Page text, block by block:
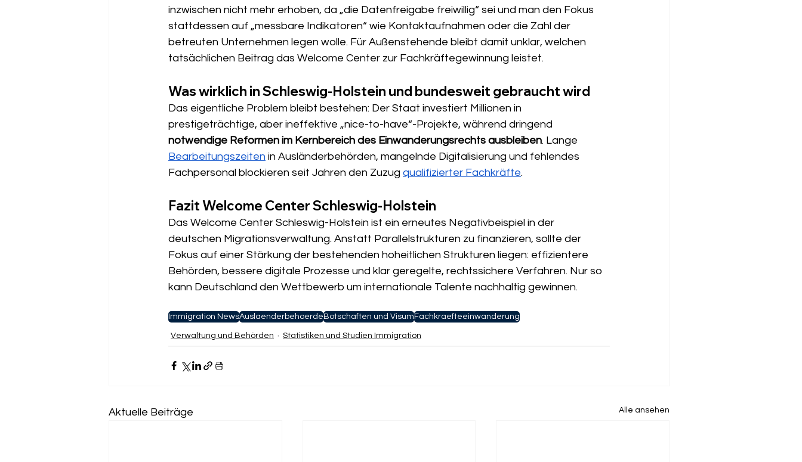
inzwischen nicht mehr erhoben, da „die Datenfreigabe freiwillig“ sei und man den Fokus
stattdessen auf „messbare Indikatoren“ wie Kontaktaufnahmen oder die Zahl der
betreuten Unternehmen legen wolle. Für Außenstehende bleibt damit unklar, welchen
tatsächlichen Beitrag das Welcome Center zur Fachkräftegewinnung leistet.
Was wirklich in Schleswig-Holstein und bundesweit gebraucht wird
Das eigentliche Problem bleibt bestehen: Der Staat investiert Millionen in
prestigeträchtige, aber ineffektive „nice-to-have“-Projekte, während dringend
notwendige Reformen im Kernbereich des Einwanderungsrechts ausbleiben. Lange
Bearbeitungszeiten in Ausländerbehörden, mangelnde Digitalisierung und fehlendes
Fachpersonal blockieren seit Jahren den Zuzug qualifizierter Fachkräfte.
Fazit Welcome Center Schleswig-Holstein
Das Welcome Center Schleswig-Holstein ist ein erneutes Negativbeispiel in der
deutschen Migrationsverwaltung. Anstatt Parallelstrukturen zu finanzieren, sollte der
Fokus auf einer Stärkung der bestehenden hoheitlichen Strukturen liegen: effizientere
Behörden, bessere digitale Prozesse und klar geregelte, rechtssichere Verfahren. Nur so
kann Deutschland den Wettbewerb um internationale Talente nachhaltig gewinnen.
Immigration NewsAuslaenderbehoerdeBotschaften und VisumFachkraefteeinwanderung
Verwaltung und Behörden Statistiken und Studien Immigration
Aktuelle Beiträge Alle ansehen